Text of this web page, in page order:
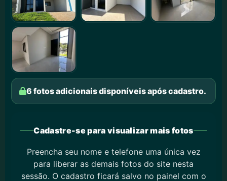
6 fotos adicionais disponíveis após cadastro.
Cadastre-se para visualizar mais fotos
Preencha seu nome e telefone uma única vez
para liberar as demais fotos do site nesta
sessão. O cadastro ficará salvo no painel com o